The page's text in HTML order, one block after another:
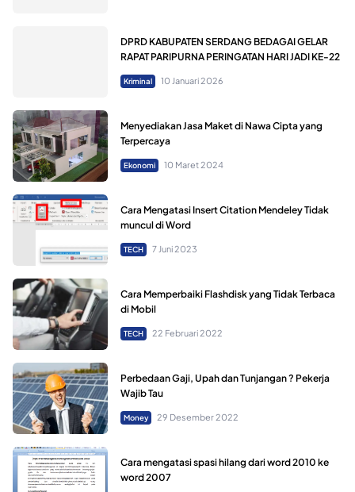
DPRD KABUPATEN SERDANG BEDAGAI GELAR
RAPAT PARIPURNA PERINGATAN HARI JADI KE-22
Kriminal 10 Januari 2026
Menyediakan Jasa Maket di Nawa Cipta yang
Terpercaya
Ekonomi 10 Maret 2024
Cara Mengatasi Insert Citation Mendeley Tidak
muncul di Word
TECH 7 Juni 2023
Cara Memperbaiki Flashdisk yang Tidak Terbaca
di Mobil
TECH 22 Februari 2022
Perbedaan Gaji, Upah dan Tunjangan ? Pekerja
Wajib Tau
Money 29 Desember 2022
Cara mengatasi spasi hilang dari word 2010 ke
word 2007